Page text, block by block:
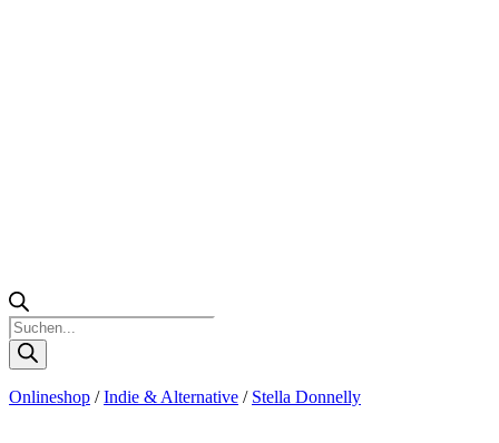
Products
search
Onlineshop /Indie & Alternative / Stella Donnelly